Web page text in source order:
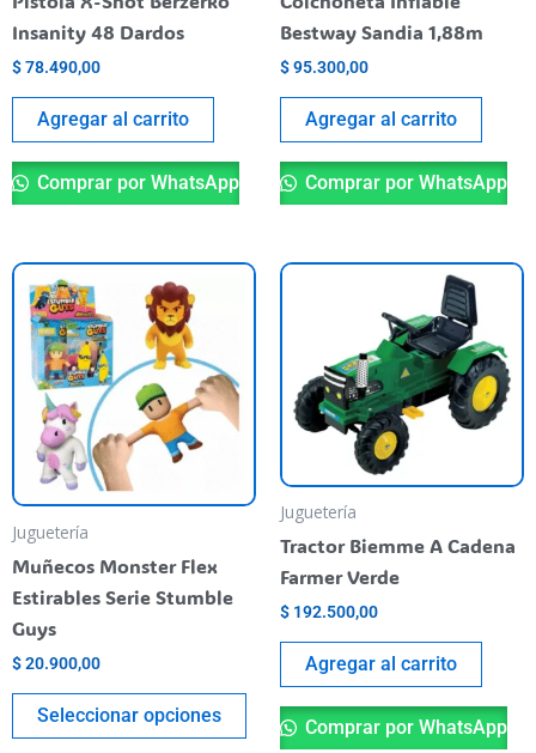
Insanity 48 Dardos
$78.490,00
Agregar al carrito
Comprar por WhatsApp
Bestway Sandia 1,88m
$95.300,00
Agregar al carrito
Comprar por WhatsApp
Juguetería
Muñecos Monster Flex
Estirables Serie Stumble
Guys
$20.900,00
Seleccionar opciones
This
multiple
variants.
may
chosen
product
page
Juguetería
Tractor Biemme A Cadena
Farmer Verde
$ 192.500,00
Agregar al carrito
Comprar por WhatsApp